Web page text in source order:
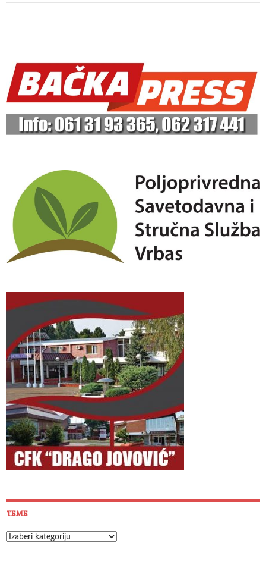
TEME
Teme